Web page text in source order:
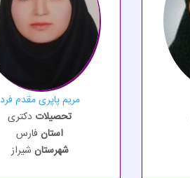
مریم پاپری مقدم فرد
تحصیلات دکتری
استان فارس
شهرستان شیراز